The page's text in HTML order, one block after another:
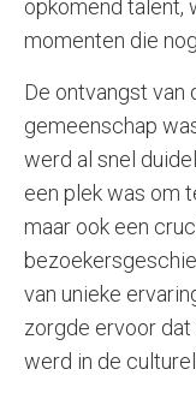
opkomend talent,
momenten die
De ontvangst van
gemeenschap
werd al snel
een plek was om
maar ook een
van unieke
zorgde ervoor
werd in de